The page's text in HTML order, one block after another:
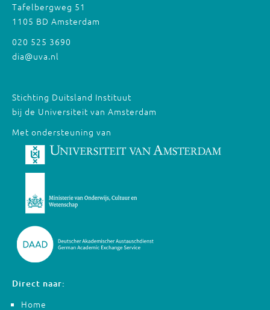
Tafelbergweg 51
1105 BD Amsterdam
020 525 3690
dia@uva.nl
Stichting Duitsland Instituut
bij de Universiteit van Amsterdam
Met ondersteuning van
Direct naar:
Home